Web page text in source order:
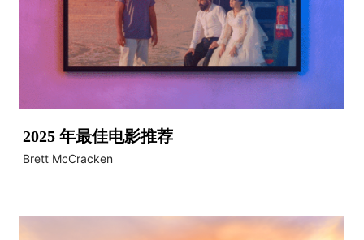
2025 年最佳电影推荐
Brett McCracken